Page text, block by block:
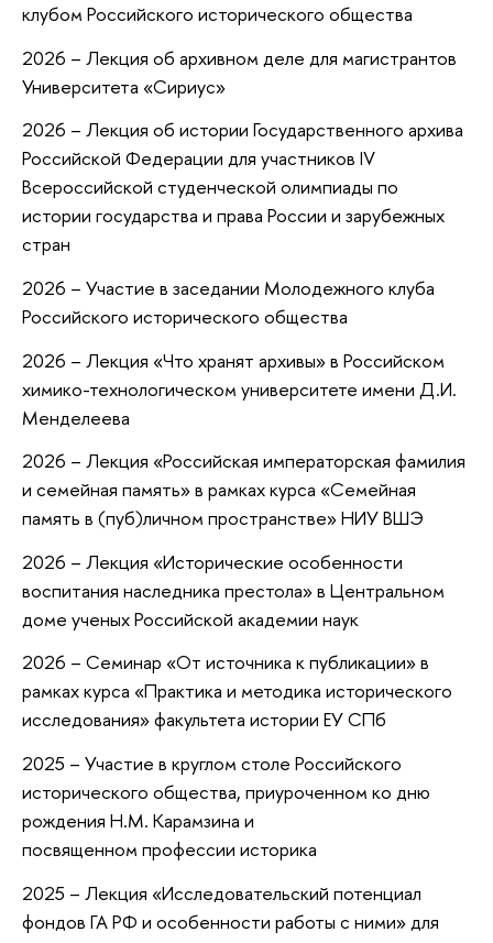
клубом Российского исторического общества
2026 – Лекция об архивном деле для магистрантов
Университета «Сириус»
2026 – Лекция об истории Государственного архива
Российской Федерации для участников IV
Всероссийской студенческой олимпиады по
истории государства и права России и зарубежных
стран
2026 – Участие в заседании Молодежного клуба
Российского исторического общества
2026 – Лекция «Что хранят архивы» в Российском
химико-технологическом университете имени Д.И.
Менделеева
2026 – Лекция «Российская императорская фамилия
и семейная память» в рамках курса «Семейная
память в (пуб)личном пространстве» НИУ ВШЭ
2026 – Лекция «Исторические особенности
воспитания наследника престола» в Центральном
доме ученых Российской академии наук
2026 – Семинар «От источника к публикации» в
рамках курса «Практика и методика исторического
исследования» факультета истории ЕУ СПб
2025 – Участие в круглом столе Российского
исторического общества, приуроченном ко дню
рождения Н.М. Карамзина и
посвященном профессии историка
2025 – Лекция «Исследовательский потенциал
фондов ГА РФ и особенности работы с ними» для